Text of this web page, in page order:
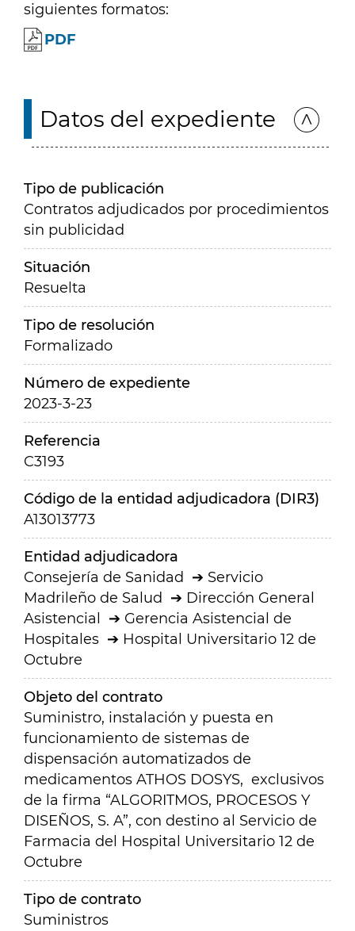
siguientes formatos:
PDF
Datos del expediente
Tipo de publicación
Contratos adjudicados por procedimientos
sin publicidad
Situación
Resuelta
Tipo de resolución
Formalizado
Número de expediente
2023-3-23
Referencia
C3193
Código de la entidad adjudicadora (DIR3)
A13013773
Entidad adjudicadora
Consejería de Sanidad
Servicio
Madrileño de Salud
Dirección General
Asistencial
Gerencia Asistencial de
Hospitales
Hospital Universitario 12 de
Octubre
Objeto del contrato
Suministro, instalación y puesta en
funcionamiento de sistemas de
dispensación automatizados de
medicamentos ATHOS DOSYS, exclusivos
de la firma “ALGORITMOS, PROCESOS Y
DISEÑOS, S. A”, con destino al Servicio de
Farmacia del Hospital Universitario 12 de
Octubre
Tipo de contrato
Suministros